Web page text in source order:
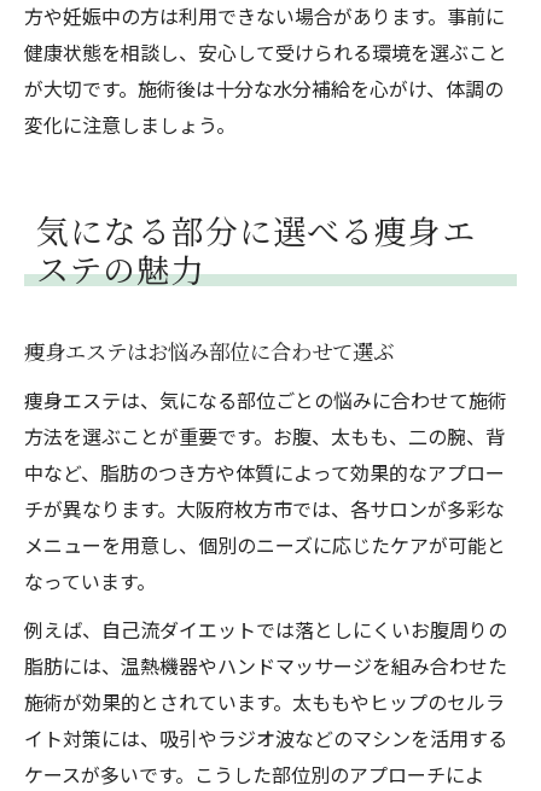
方や妊娠中の方は利用できない場合があります。事前に
健康状態を相談し、安心して受けられる環境を選ぶこと
が大切です。施術後は十分な水分補給を心がけ、体調の
変化に注意しましょう。
気になる部分に選べる痩身エ
ステの魅力
痩身エステはお悩み部位に合わせて選ぶ
痩身エステは、気になる部位ごとの悩みに合わせて施術
方法を選ぶことが重要です。お腹、太もも、二の腕、背
中など、脂肪のつき方や体質によって効果的なアプロー
チが異なります。大阪府枚方市では、各サロンが多彩な
メニューを用意し、個別のニーズに応じたケアが可能と
なっています。
例えば、自己流ダイエットでは落としにくいお腹周りの
脂肪には、温熱機器やハンドマッサージを組み合わせた
施術が効果的とされています。太ももやヒップのセルラ
イト対策には、吸引やラジオ波などのマシンを活用する
ケースが多いです。こうした部位別のアプローチによ